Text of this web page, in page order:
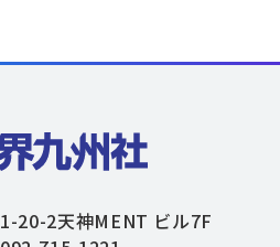
20-2天神MENT ビル7F